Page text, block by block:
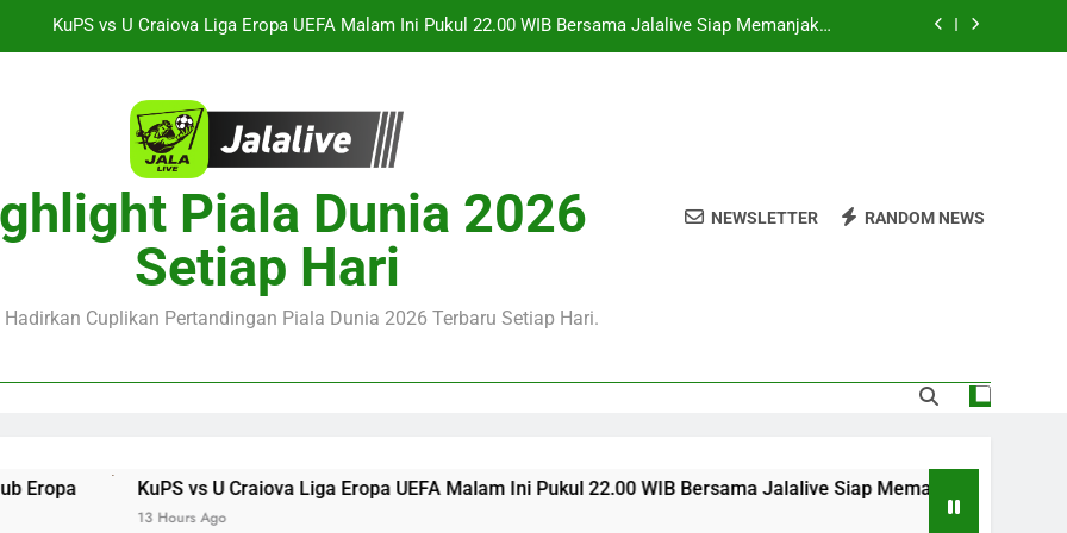
Streaming Jalalive Arsenal vs Real Betis Club Friendly Dini Hari Ini Pukul 01.30 WIB, Jadwal Laga
Jalalive Streaming Monaco vs Getafe Club Friendly Dini Hari Ini Pukul 01.00 WIB Menjadi Pilihan Tepat
KuPS vs U Craiova Liga Eropa UEFA Malam Ini Pukul 22.00 WIB Bersama Jalalive Siap Memanjakan
Streaming Jalalive Arsenal vs Real Betis Club Friendly Dini Hari Ini Pukul 01.30 WIB, Jadwal Laga
Streaming Jalalive AC Milan vs Inter Milan Club Friendly Sore Ini Pukul 18.00 WIB – Pertandingan
Piala Dunia 2026
Setiap Hari
Cuplikan Pertandingan Piala Dunia 2026 Terbaru Setiap Hari.
NEWSLETTER RANDOM NEWS
vs U Craiova Liga Eropa UEFA Malam Ini Pukul 22.00 WIB Bersama Jalalive Siap Memanjakan Penggemar Kompetisi